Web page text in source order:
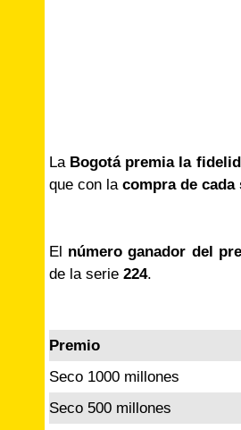
La Bogotá premia la
que con la compra de cada
El número ganador del
de la serie 224.
Premio
Seco 1000 millones
Seco 500 millones